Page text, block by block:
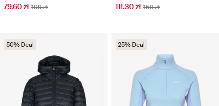
79.60 zł 199 zł 111.30 zł 159 zł
50% Deal 25% Deal